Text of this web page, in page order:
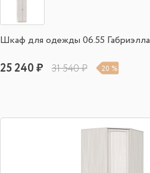
Шкаф для одежды 06.55 Габриэлла
25 240 ₽ 31 540 ₽ 20 %